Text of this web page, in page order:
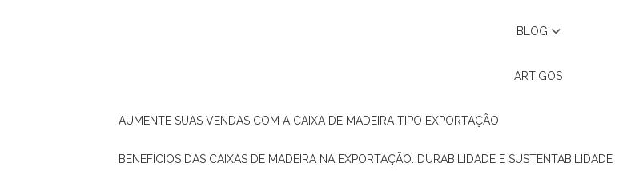
BLOG
ARTIGOS
AUMENTE SUAS VENDAS COM A CAIXA DE MADEIRA TIPO EXPORTAÇÃO
BENEFÍCIOS DAS CAIXAS DE MADEIRA NA EXPORTAÇÃO: DURABILIDADE E SUSTENTABILIDADE